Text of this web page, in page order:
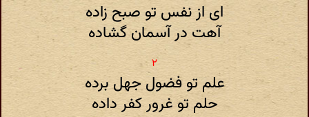
ای از نفس تو صبح زاده
آهت در آسمان گشاده
علم تو فضول جهل برده
حلم تو غرور کفر داده